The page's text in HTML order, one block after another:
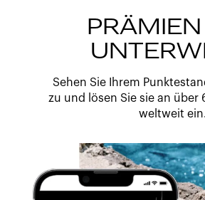
Sehen Sie Ihrem
zu und lösen Sie sie an über
weltweit